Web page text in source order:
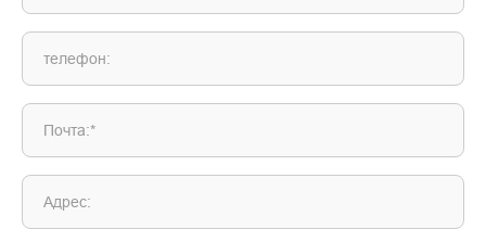
телефон:
Почта:*
Адрес: